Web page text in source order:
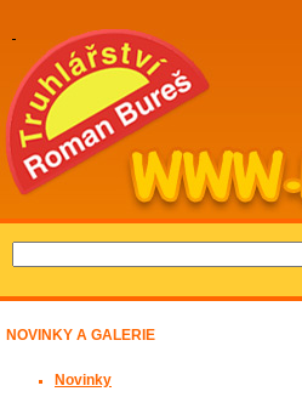
NOVINKY A GALERIE
Novinky